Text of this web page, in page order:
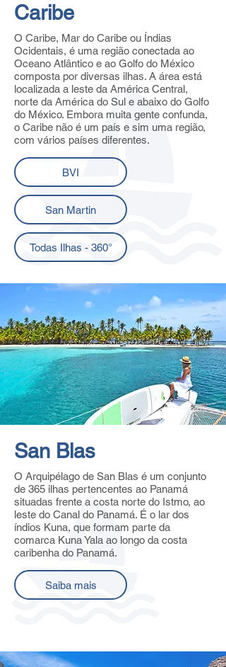
Caribe
O Caribe, Mar do Caribe ou Índias
Ocidentais, é uma região conectada ao
Oceano Atlântico e ao Golfo do México
composta por diversas ilhas. A área está
localizada a leste da América Central,
norte da América do Sul e abaixo do Golfo
do México. Embora muita gente confunda,
o Caribe não é um país e sim uma região,
com vários países diferentes.
BVI
San Martin
Todas Ilhas - 360°
San Blas
O Arquipélago de San Blas é um conjunto
de 365 ilhas pertencentes ao Panamá
situadas frente a costa norte do Istmo, ao
leste do Canal do Panamá. É o lar dos
índios Kuna, que formam parte da
comarca Kuna Yala ao longo da costa
caribenha do Panamá.
Saiba mais